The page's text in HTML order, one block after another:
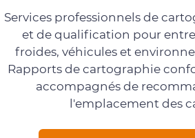
Services professionnels de
et de qualification pour
froides, véhicules et
Rapports de cartographie
accompagnés de
l'emplacement des